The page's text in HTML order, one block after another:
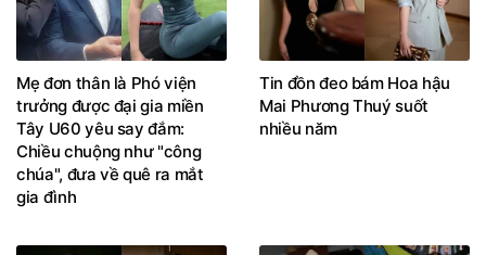
Mẹ đơn thân là Phó viện
trưởng được đại gia miền
Tây U60 yêu say đắm:
Chiều chuộng như "công
chúa", đưa về quê ra mắt
gia đình
Tin đồn đeo bám Hoa hậu
Mai Phương Thuý suốt
nhiều năm